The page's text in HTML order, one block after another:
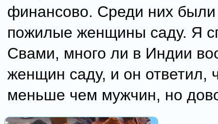
финансово. Среди них
пожилые женщины саду. Я
Свами, много ли в Индии
женщин саду, и он ответил,
меньше чем мужчин, но